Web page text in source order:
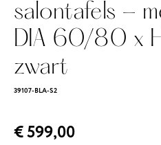
salontafels -
DIA 60/80 x
zwart
39107-BLA-S2
€ 599,00